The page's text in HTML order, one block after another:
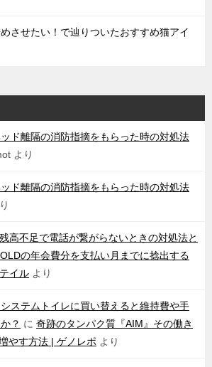
させたい！で辿りついたおすすめ猫アイ
ド離隔の消防指摘をもらった時の対処法
より
ド離隔の消防指摘をもらった時の対処法
高不足で電話が繋がらないときの対処法と
の年会費分を支払い月までに捻出する
イル より
システムトイレに買い替えると維持費や手
？ に 奇跡のタンパク質『AIM』その働き
やす方法 | ゲノレポ より